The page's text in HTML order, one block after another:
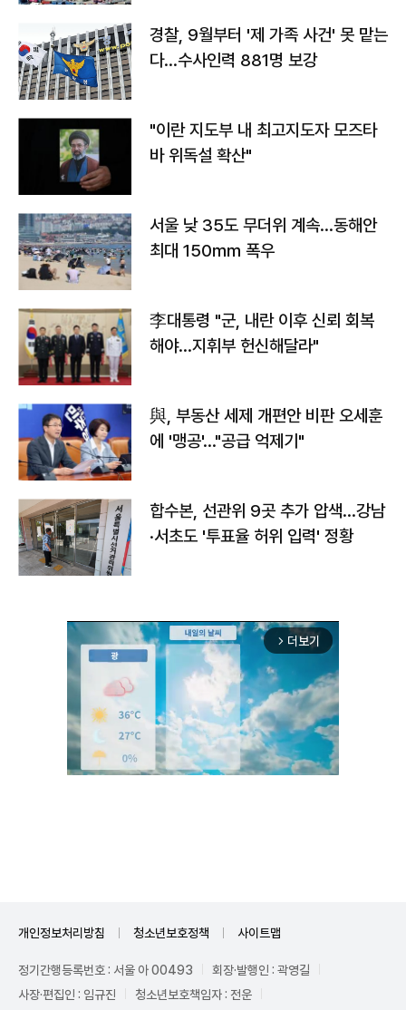
경찰, 9월부터 '제 가족 사건' 못 맡는
다…수사인력 881명 보강
"이란 지도부 내 최고지도자 모즈타
바 위독설 확산"
서울 낮 35도 무더위 계속…동해안
최대 150㎜ 폭우
李대통령 "군, 내란 이후 신뢰 회복
해야…지휘부 헌신해달라"
與, 부동산 세제 개편안 비판 오세훈
에 '맹공'…"공급 억제기"
합수본, 선관위 9곳 추가 압색…강남
·서초도 '투표율 허위 입력' 정황
arrow_forward_ios 더보기
개인정보처리방침 청소년보호정책 사이트맵
정기간행등록번호 : 서울 아 00493
회장·발행인 : 곽영길
사장·편집인 : 임규진
청소년보호책임자 : 전운